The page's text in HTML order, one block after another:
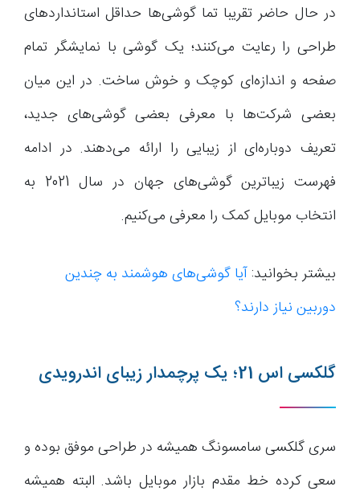
در حال حاضر تقریبا تما گوشی‌ها حداقل استانداردهای
طراحی را رعایت می‌کنند؛ یک گوشی با نمایشگر تمام
صفحه و اندازه‌ای کوچک و خوش ساخت. در این میان
بعضی شرکت‌ها با معرفی بعضی گوشی‌های جدید،
تعریف دوباره‌ای از زیبایی را ارائه می‌دهند. در ادامه
فهرست زیباترین گوشی‌های جهان در سال 2021 به
انتخاب موبایل کمک را معرفی می‌کنیم.
بیشتر بخوانید:آیا گوشی‌های هوشمند به چندین
دوربین نیاز دارند؟
گلکسی اس 21؛ یک پرچمدار زیبای اندرویدی
سری گلکسی سامسونگ همیشه در طراحی موفق بوده و
سعی کرده خط مقدم بازار موبایل باشد. البته همیشه